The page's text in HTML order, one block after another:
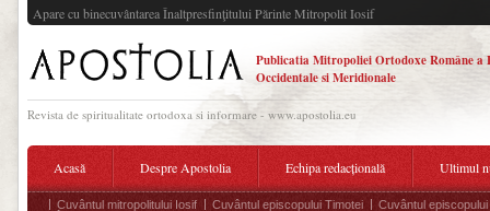
Apare cu binecuvântarea Înaltpresfinţitului Părinte Mitropolit Iosif
Publicatia Mitropoliei Ortodoxe Române a
Occidentale si Meridionale
Revista de spiritualitate ortodoxa si informare - www.apostolia.eu
Acasă Despre Apostolia Echipa redacțională Ultimul
Cuvântul mitropolitului Iosif Cuvântul episcopului Timotei
Cuvântul episcopului